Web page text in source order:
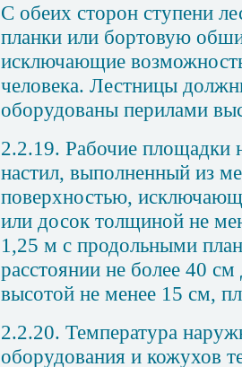
С обеих сторон ступени
планки или бортовую
исключающие
человека. Лестницы
оборудованы перилами
2.2.19. Рабочие площадки
настил, выполненный из
поверхностью,
или досок толщиной не
1,25 м с продольными
расстоянии не более 40
высотой не менее 15 см,
2.2.20. Температура
оборудования и кожухов